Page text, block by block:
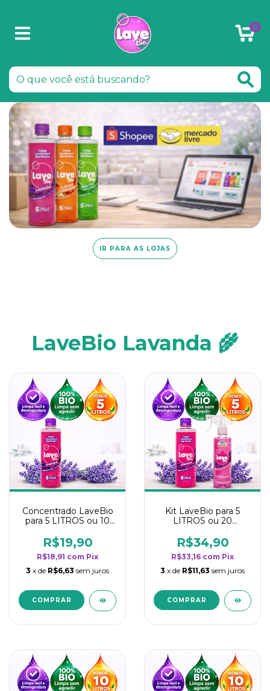
0
IR PARA AS LOJAS
LaveBio Lavanda 🌾
Concentrado LaveBio
para 5 LITROS ou 10
rendimento da
categoria - Lavanda
R$19,90
R$18,91 com Pix
3 x de R$6,63 sem juros
Kit LaveBio para 5
LITROS ou 20
rendimento da
categoria - Lavanda
R$34,90
R$33,16 com Pix
3 x de R$11,63 sem juros